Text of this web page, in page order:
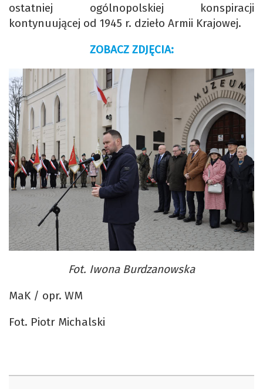
ostatniej ogólnopolskiej konspiracji
kontynuującej od 1945 r. dzieło Armii Krajowej.
ZOBACZ ZDJĘCIA:
Fot. Iwona Burdzanowska
MaK / opr. WM
Fot. Piotr Michalski